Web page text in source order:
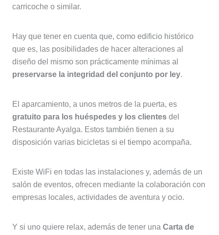
carricoche o similar.
Hay que tener en cuenta que, como edificio histórico
que es, las posibilidades de hacer alteraciones al
diseño del mismo son prácticamente mínimas al
preservarse la integridad del conjunto por ley.
El aparcamiento, a unos metros de la puerta, es
gratuito para los huéspedes y los clientesdel
Restaurante Ayalga. Estos también tienen a su
disposición varias bicicletas si el tiempo acompaña.
Existe WiFi en todas las instalaciones y, además de un
salón de eventos, ofrecen mediante la colaboración con
empresas locales, actividades de aventura y ocio.
Y si uno quiere relax, además de tener una Carta de